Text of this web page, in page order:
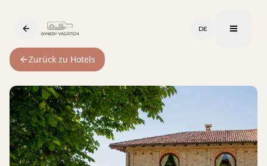
DE
Zurück zu Hotels